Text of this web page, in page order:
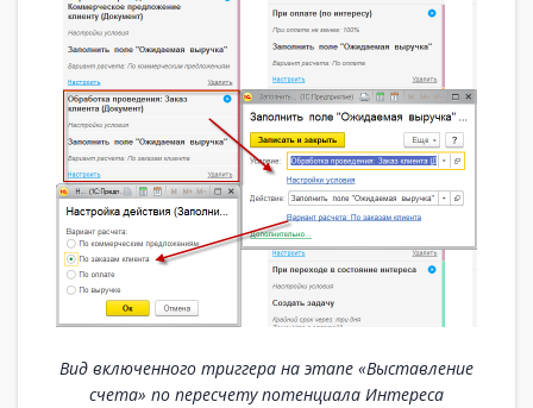
Вид включенного триггера на этапе «Выставление
счета» по пересчету потенциала Интереса